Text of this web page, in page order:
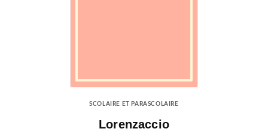
SCOLAIRE ET PARASCOLAIRE
Lorenzaccio